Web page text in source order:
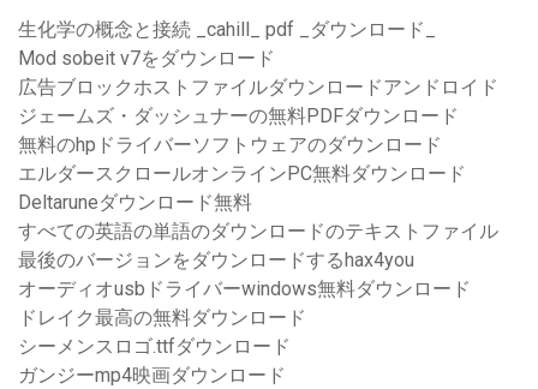
生化学の概念と接続 _cahill_ pdf _ダウンロード_
Mod sobeit v7をダウンロード
広告ブロックホストファイルダウンロードアンドロイド
ジェームズ・ダッシュナーの無料PDFダウンロード
無料のhpドライバーソフトウェアのダウンロード
エルダースクロールオンラインPC無料ダウンロード
Deltaruneダウンロード無料
すべての英語の単語のダウンロードのテキストファイル
最後のバージョンをダウンロードするhax4you
オーディオusbドライバーwindows無料ダウンロード
ドレイク最高の無料ダウンロード
シーメンスロゴ.ttfダウンロード
ガンジーmp4映画ダウンロード